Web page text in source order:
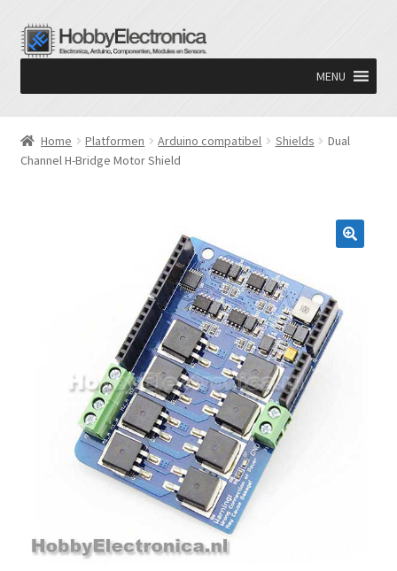
Ga
door
navigatie
Ga
naar
inhoud
MENU
Home Platformen Arduino compatibel Shields
Dual
Channel H-Bridge Motor Shield